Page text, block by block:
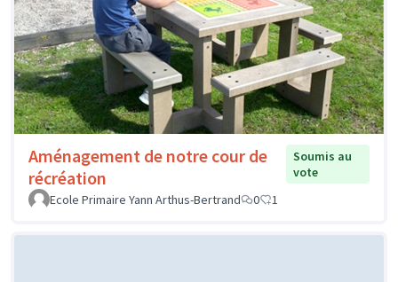
Aménagement de notre cour de
récréation
Soumis au
vote
Ecole Primaire Yann Arthus-Bertrand
0 1